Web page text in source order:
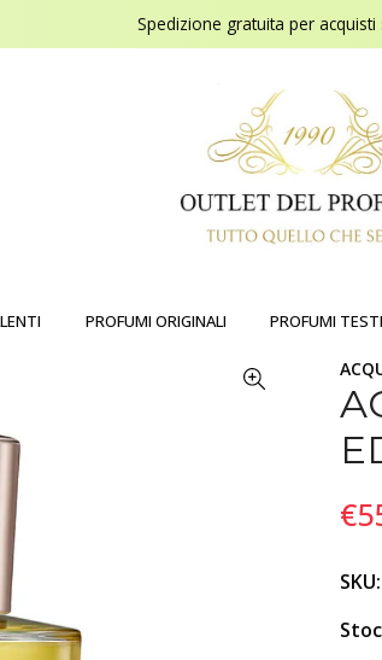
Spedizione gratuita per
PROFUMI ORIGINALI PROFUMI
SKU: